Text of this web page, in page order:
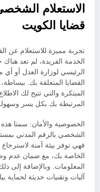
الاستعلام
قضايا الكويت
تجربة مميزة للاستعلام عن
الخدمة الفريدة، لم تعد
الرئيسي لوزارة العدل أو
القضايا المتعلقة بك.
المبتكرة والتي تتيح لك
المرتبطة بك بكل يسر
الخصوصية والأمان: سمتا هذه
الشخصي بالرقم المدني
فهي توفر بيئة آمنة
الخاصة بك، مع ضمان عدم
المعلومات. وبالإضافة إلى
آليات وتقنيات حديثة لحماية